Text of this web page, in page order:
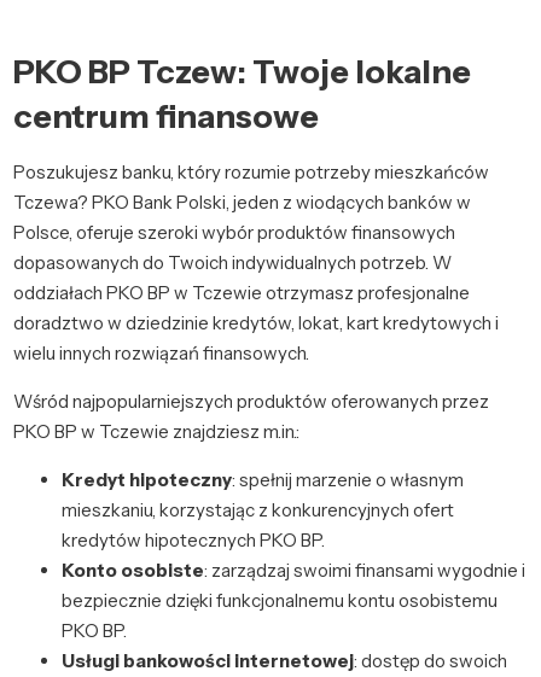
PKO BP Tczew: Twoje lokalne
centrum finansowe
Poszukujesz banku, który rozumie potrzeby mieszkańców
Tczewa? PKO Bank Polski, jeden z wiodących banków w
Polsce, oferuje szeroki wybór produktów finansowych
dopasowanych do Twoich indywidualnych potrzeb. W
oddziałach PKO BP w Tczewie otrzymasz profesjonalne
doradztwo w dziedzinie kredytów, lokat, kart kredytowych i
wielu innych rozwiązań finansowych.
Wśród najpopularniejszych produktów oferowanych przez
PKO BP w Tczewie znajdziesz m.in.:
Kredyt hipoteczny: spełnij marzenie o własnym
mieszkaniu, korzystając z konkurencyjnych ofert
kredytów hipotecznych PKO BP.
Konto osobiste: zarządzaj swoimi finansami wygodnie i
bezpiecznie dzięki funkcjonalnemu kontu osobistemu
PKO BP.
Usługi bankowości internetowej: dostęp do swoich